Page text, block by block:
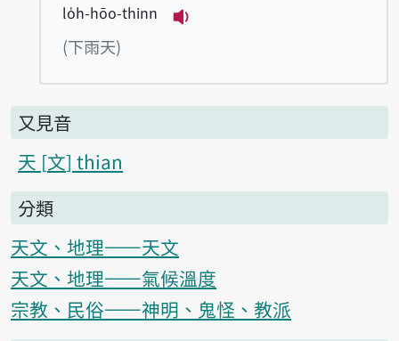
lo̍h-hōo-thinn
(下雨天)
又見音
天 文 thian
分類
天文、地理——天文
天文、地理——氣候溫度
宗教、民俗——神明、鬼怪、教派